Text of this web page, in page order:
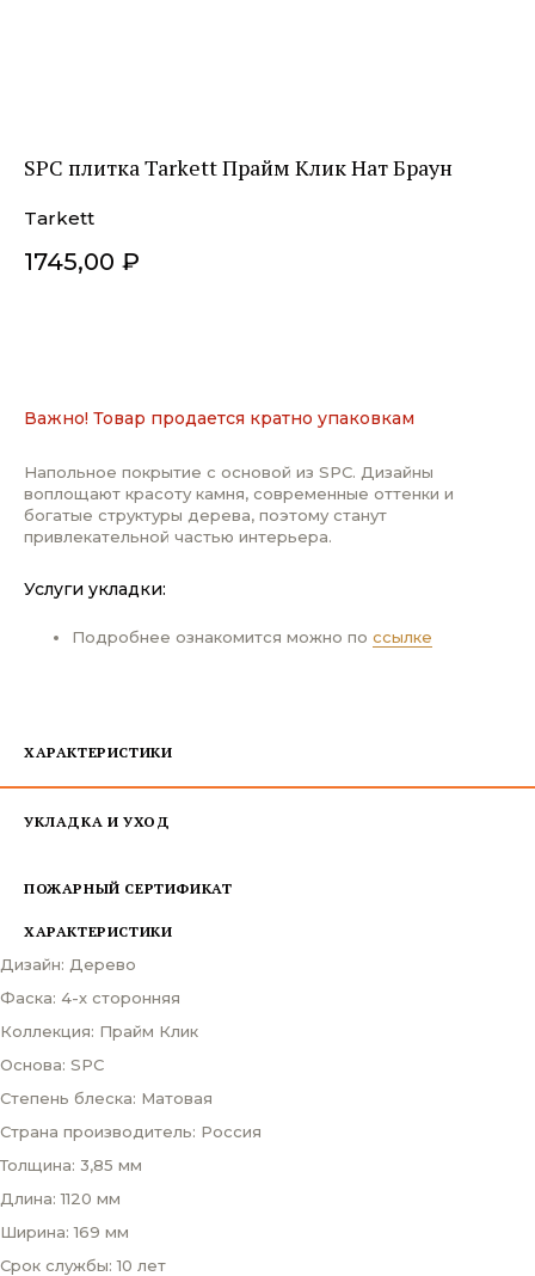
SPC плитка Tarkett Прайм Клик Нат Браун
Tarkett
1745,00 ₽
Важно! Товар продается кратно упаковкам
Напольное покрытие с основой из SPC. Дизайны
воплощают красоту камня, современные оттенки и
богатые структуры дерева, поэтому станут
привлекательной частью интерьера.
Услуги укладки:
Подробнее ознакомится можно по ссылке
ХАРАКТЕРИСТИКИ
УКЛАДКА И УХОД
ПОЖАРНЫЙ СЕРТИФИКАТ
ХАРАКТЕРИСТИКИ
Дизайн: Дерево
Фаска: 4-х сторонняя
Коллекция: Прайм Клик
Основа: SPC
Степень блеска: Матовая
Страна производитель: Россия
Толщина: 3,85 мм
Длина: 1120 мм
Ширина: 169 мм
Срок службы: 10 лет